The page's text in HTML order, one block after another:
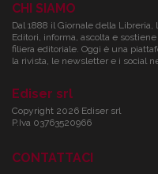
CHI SIAMO
Dal 1888 il Giornale della Libreria,
Editori, informa, ascolta e
filiera editoriale. Oggi è una
la rivista, le newsletter e i social
Ediser srl
Copyright 2026 Ediser srl
P.Iva 03763520966
CONTATTACI